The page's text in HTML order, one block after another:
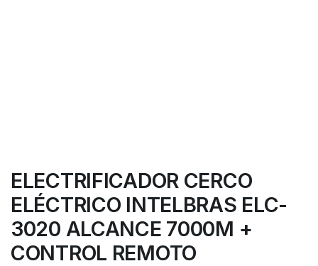
ELECTRIFICADOR CERCO
ELÉCTRICO INTELBRAS ELC-
3020 ALCANCE 7000M +
CONTROL REMOTO